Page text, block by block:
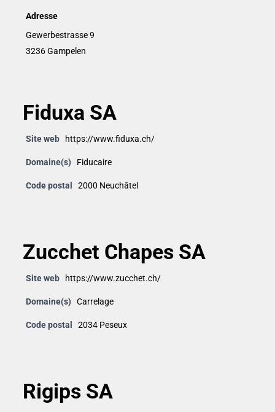
Adresse
Gewerbestrasse 9
3236 Gampelen
Fiduxa SA
Site web https://www.fiduxa.ch/
Domaine(s) Fiducaire
Code postal 2000 Neuchâtel
Zucchet Chapes SA
Site web https://www.zucchet.ch/
Domaine(s) Carrelage
Code postal 2034 Peseux
Rigips SA